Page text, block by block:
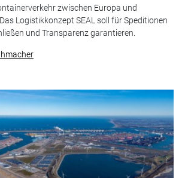
zwischen Europa und
Logistikkonzept SEAL soll für Speditionen
und Transparenz garantieren.